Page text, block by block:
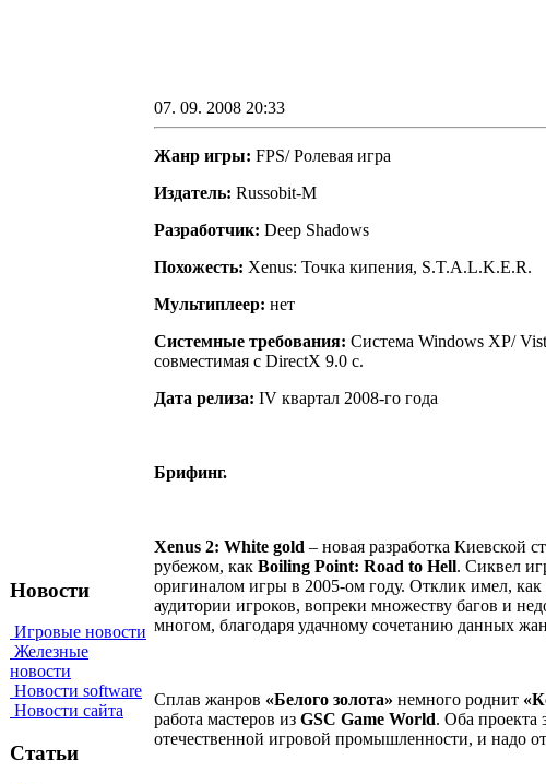
Новости
Игровые новости
Железные
новости
Новости software
Новости сайта
Статьи
07. 09. 2008 20:33
Жанр игры: FPS/ Ролевая игра
Издатель: Russobit-M
Разработчик: Deep Shadows
Похожесть: Xenus: Точка кипения, S.T.A.L.K.E.R.
Мультиплеер: нет
Системные требования: Система Windows XP/
совместимая с DirectX 9.0 c.
Дата релиза: IV квартал 2008-го года
Брифинг.
Xenus 2: White gold – новая разработка Киевской
рубежом, как Boiling Point: Road to Hell. Сиквел
оригиналом игры в 2005-ом году. Отклик имел,
аудитории игроков, вопреки множеству багов и
многом, благодаря удачному сочетанию данных
Сплав жанров «Белого золота» немного роднит
работа мастеров из GSC Game World. Оба проекта
отечественной игровой промышленности, и надо